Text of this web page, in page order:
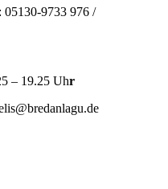
05130-9733 976 /
– 19.25 Uhr